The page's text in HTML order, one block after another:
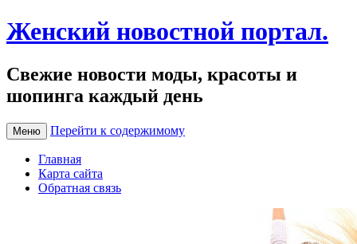
Женский новостной портал.
Свежие новости моды, красоты и
шопинга каждый день
Меню Перейти к содержимому
Главная
Карта сайта
Обратная связь